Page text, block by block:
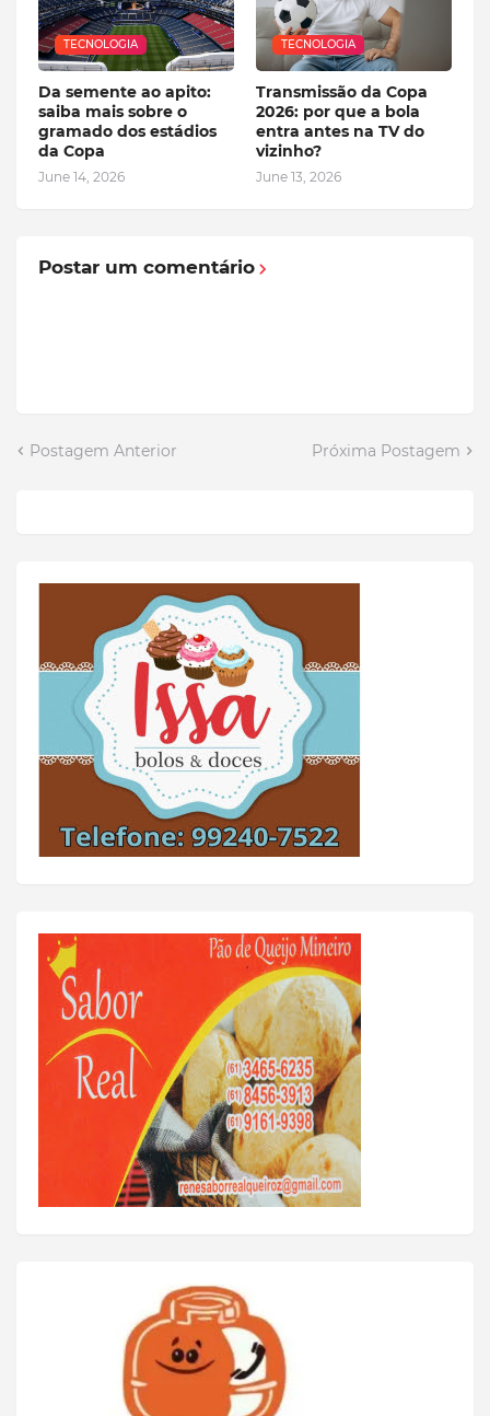
TECNOLOGIA
Da semente ao apito:
saiba mais sobre o
gramado dos estádios
da Copa
June 14, 2026
TECNOLOGIA
Transmissão da Copa
2026: por que a bola
entra antes na TV do
vizinho?
June 13, 2026
Postar um comentário
Postagem Anterior Próxima Postagem